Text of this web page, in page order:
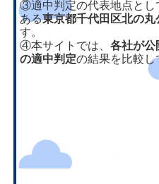
③適中判定の代表地点とし
ある東京都千代田区北の丸
す。
④本サイトでは、各社が公
の適中判定の結果を比較し